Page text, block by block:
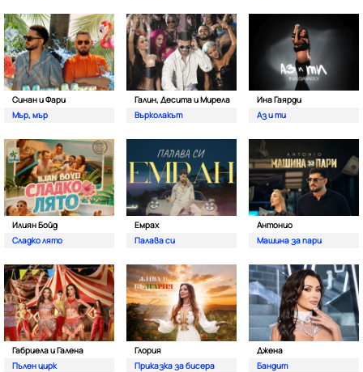
Синан и Фари
Мър, мър
Галин, Десита и Мирела
Върколакът
Ина Гаярди
Аз и ти
Илиян Бойд
Сладко лято
Емрах
Палава си
Антонио
Машина за пари
Габриела и Галена
Пълен цирк
Глория
Приказка за бисера
Джена
Бандит